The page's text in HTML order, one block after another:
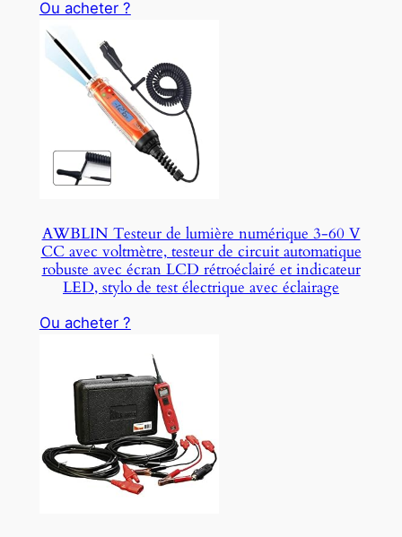
Ou acheter ?
AWBLIN Testeur de lumière numérique 3-60 V
CC avec voltmètre, testeur de circuit automatique
robuste avec écran LCD rétroéclairé et indicateur
LED, stylo de test électrique avec éclairage
Ou acheter ?